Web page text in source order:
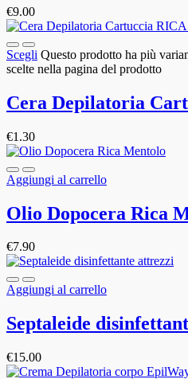
€9.00
Scegli Questo prodotto ha più
scelte nella pagina del prodotto
Cera Depilatoria
€1.30
Aggiungi al carrello
Olio Dopocera Rica
€7.90
Aggiungi al carrello
Septaleide
€15.00